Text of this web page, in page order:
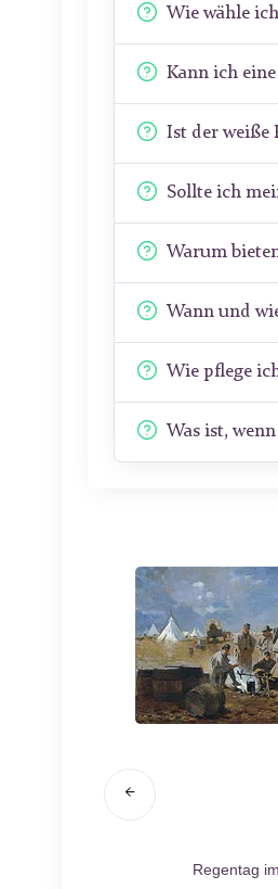
Wie wähle
Kann ich
Ist der weiße
Sollte ich
Warum
Wann und
Wie pflege
Was ist,
Regentag